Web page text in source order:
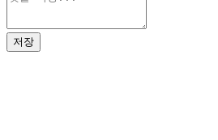
저장